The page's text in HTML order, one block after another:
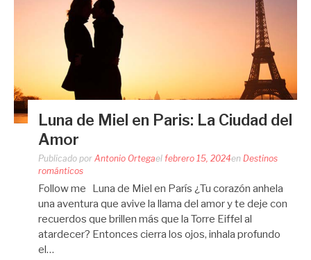
Luna de Miel en Paris: La Ciudad del
Amor
Publicado por Antonio Ortegael febrero 15, 2024en Destinos
románticos
Follow me Luna de Miel en París ¿Tu corazón anhela
una aventura que avive la llama del amor y te deje con
recuerdos que brillen más que la Torre Eiffel al
atardecer? Entonces cierra los ojos, inhala profundo
el…